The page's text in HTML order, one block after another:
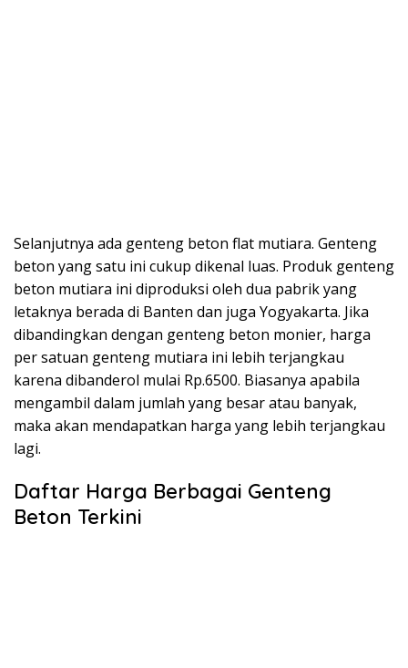
Selanjutnya ada genteng beton flat mutiara. Genteng
beton yang satu ini cukup dikenal luas. Produk genteng
beton mutiara ini diproduksi oleh dua pabrik yang
letaknya berada di Banten dan juga Yogyakarta. Jika
dibandingkan dengan genteng beton monier, harga
per satuan genteng mutiara ini lebih terjangkau
karena dibanderol mulai Rp.6500. Biasanya apabila
mengambil dalam jumlah yang besar atau banyak,
maka akan mendapatkan harga yang lebih terjangkau
lagi.
Daftar Harga Berbagai Genteng
Beton Terkini